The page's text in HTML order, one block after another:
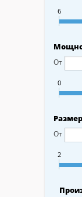
6
От
0
От
2